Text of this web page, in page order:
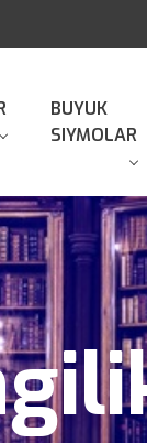
BUYUK
SIYMOLAR